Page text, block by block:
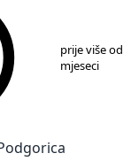
prije više od
mjeseci